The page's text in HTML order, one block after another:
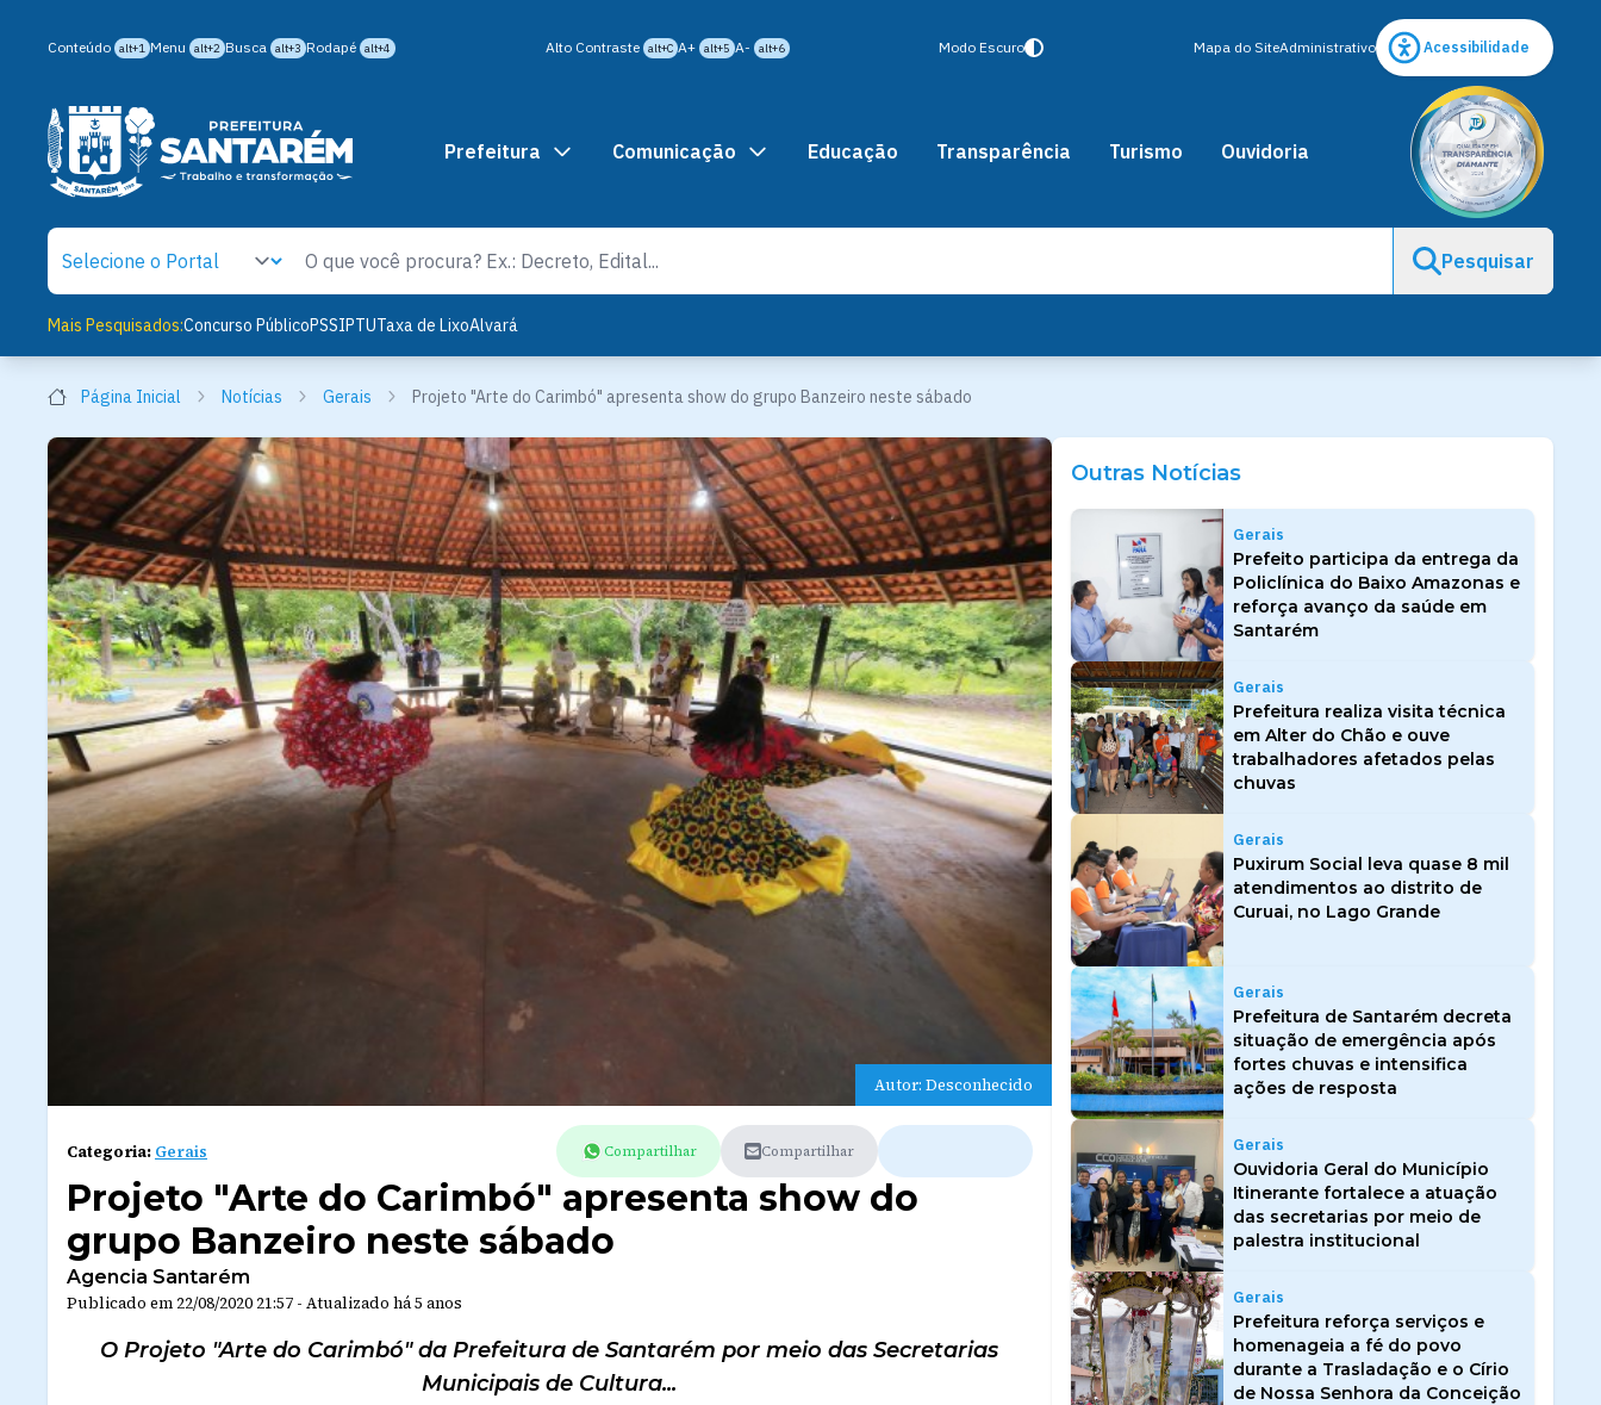
Conteúdo alt+1 Menu alt+2 Busca alt+3 Rodapé alt+4 Alto Contraste alt+C A+ alt+5 A- alt+6 Modo Escuro Mapa do SiteAdministrativo Acessibilidade
Prefeitura Comunicação Educação Transparência Turismo Ouvidoria
Pesquisar
Mais Pesquisados:Concurso PúblicoPSSIPTUTaxa de LixoAlvará
Página Inicial Notícias Gerais Projeto "Arte do Carimbó" apresenta show do grupo Banzeiro neste sábado
Autor: Desconhecido
Categoria: Gerais Compartilhar Compartilhar
Projeto "Arte do Carimbó" apresenta show do
grupo Banzeiro neste sábado
Agencia Santarém
Publicado em 22/08/2020 21:57 - Atualizado há 5 anos
O Projeto "Arte do Carimbó" da Prefeitura de Santarém por meio das Secretarias
Municipais de Cultura...
Outras Notícias
Gerais
Prefeito participa da entrega da
Policlínica do Baixo Amazonas e
reforça avanço da saúde em
Santarém
Gerais
Prefeitura realiza visita técnica
em Alter do Chão e ouve
trabalhadores afetados pelas
chuvas
Gerais
Puxirum Social leva quase 8 mil
atendimentos ao distrito de
Curuai, no Lago Grande
Gerais
Prefeitura de Santarém decreta
situação de emergência após
fortes chuvas e intensifica
ações de resposta
Gerais
Ouvidoria Geral do Município
Itinerante fortalece a atuação
das secretarias por meio de
palestra institucional
Gerais
Prefeitura reforça serviços e
homenageia a fé do povo
durante a Trasladação e o Círio
de Nossa Senhora da Conceição